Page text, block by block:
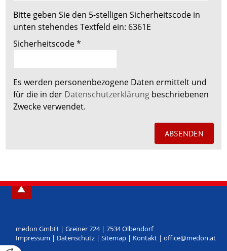
Bitte geben Sie den 5-stelligen Sicherheitscode in
unten stehendes Textfeld ein: 6361E
Sicherheitscode*
Es werden personenbezogene Daten ermittelt und
für die in der Datenschutzerklärung beschriebenen
Zwecke verwendet.
medon GmbH | Greiner 724| 7534Olbendorf
Impressum | Datenschutz| Sitemap| Kontakt| office@medon.at